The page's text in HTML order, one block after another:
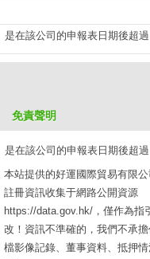
是在該公司的申報表日期後超
是在該公司的申報表日期後超過
免責聲明
本站提供的好運國際貿易有限公
註冊資訊收集于網路公開資源
https://data.gov.hk/，僅作為指
改！資訊不準確的，我們不承
檔影像記錄、董事資料、抵押